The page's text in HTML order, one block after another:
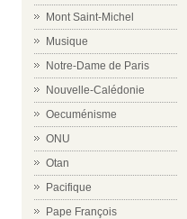
Mont Saint-Michel
Musique
Notre-Dame de Paris
Nouvelle-Calédonie
Oecuménisme
ONU
Otan
Pacifique
Pape François